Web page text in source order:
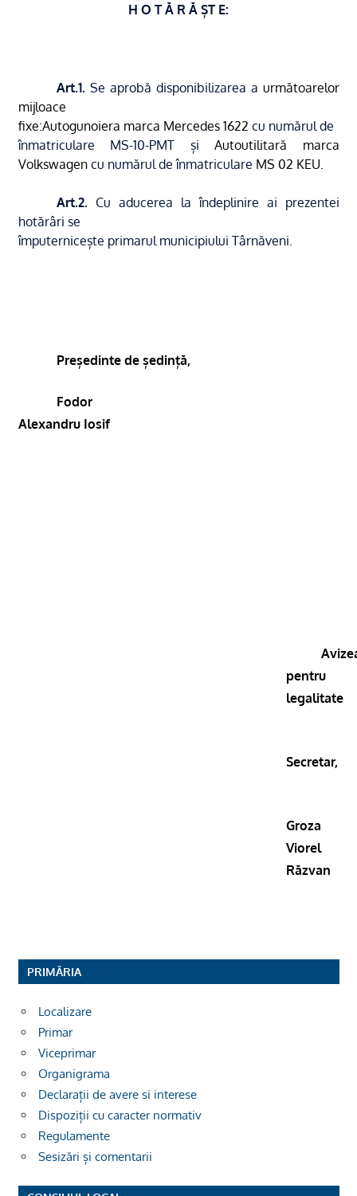
H O T Ă R Ă ȘT E:
Art.1. Se aprobă disponibilizarea a următoarelor
mijloace
fixe:Autogunoiera marca Mercedes 1622 cu numărul de
înmatriculare MS-10-PMT și Autoutilitară marca
Volkswagencu numărul de înmatriculare MS 02 KEU.
Art.2. Cu aducerea la îndeplinire ai prezentei
hotărâri se
împuternicește primarul municipiului Târnăveni.
Președinte de ședință,
Fodor
Alexandru Iosif
pentru
legalitate
Secretar,
Groza
Viorel
Răzvan
PRIMĂRIA
Localizare
Primar
Viceprimar
Organigrama
Declarații de avere si interese
Dispoziții cu caracter normativ
Regulamente
Sesizări și comentarii